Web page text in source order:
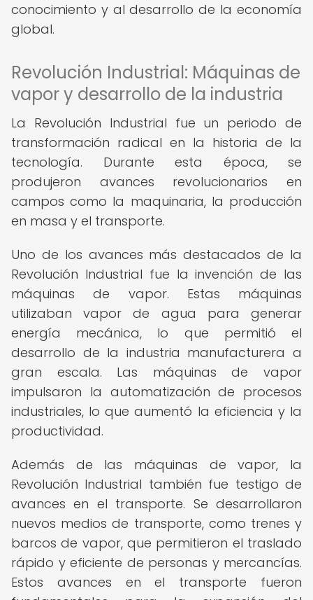
conocimiento y al desarrollo de la economía
global.
Revolución Industrial: Máquinas de
vapor y desarrollo de la industria
La Revolución Industrial fue un periodo de
transformación radical en la historia de la
tecnología. Durante esta época, se
produjeron avances revolucionarios en
campos como la maquinaria, la producción
en masa y el transporte.
Uno de los avances más destacados de la
Revolución Industrial fue la invención de las
máquinas de vapor. Estas máquinas
utilizaban vapor de agua para generar
energía mecánica, lo que permitió el
desarrollo de la industria manufacturera a
gran escala. Las máquinas de vapor
impulsaron la automatización de procesos
industriales, lo que aumentó la eficiencia y la
productividad.
Además de las máquinas de vapor, la
Revolución Industrial también fue testigo de
avances en el transporte. Se desarrollaron
nuevos medios de transporte, como trenes y
barcos de vapor, que permitieron el traslado
rápido y eficiente de personas y mercancías.
Estos avances en el transporte fueron